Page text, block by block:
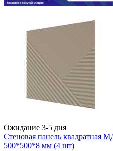
Ожидание 3-5 дня
Стеновая панель квадратная
500*500*8 мм (4 шт)